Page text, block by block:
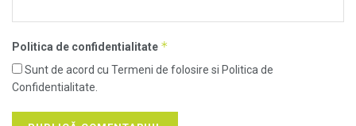
Politica de confidentialitate *
Sunt de acord cu Termeni de folosire si Politica de
Confidentialitate.